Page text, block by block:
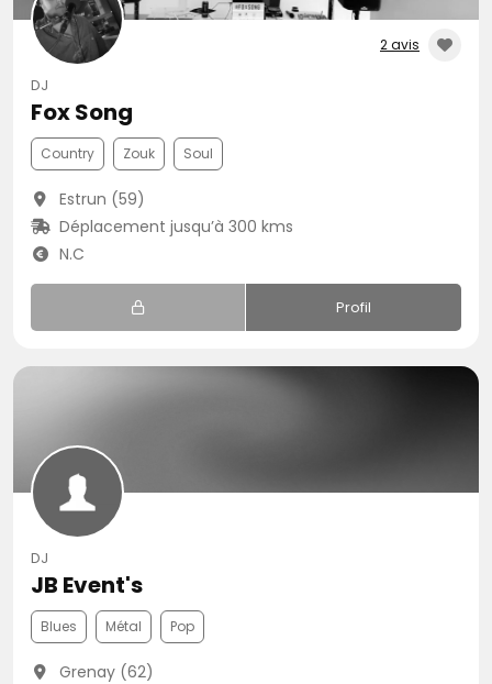
2 avis
DJ
Fox Song
Country Zouk Soul
Estrun (59)
Déplacement jusqu’à 300 kms
N.C
Profil
DJ
JB Event's
Blues Métal Pop
Grenay (62)